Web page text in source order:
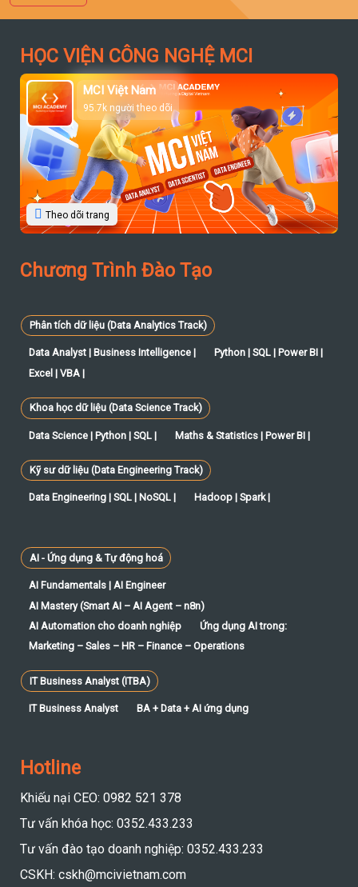
HỌC VIỆN CÔNG NGHỆ MCI
MCI Việt Nam
95.7k người theo dõi
Theo dõi trang
Chương Trình Đào Tạo
Phân tích dữ liệu (Data Analytics Track)
Data Analyst | Business Intelligence |
Python | SQL | Power BI |
Excel | VBA |
Khoa học dữ liệu (Data Science Track)
Data Science | Python | SQL | Maths & Statistics | Power BI |
Kỹ sư dữ liệu (Data Engineering Track)
Data Engineering | SQL | NoSQL | Hadoop | Spark |
AI - Ứng dụng & Tự động hoá
AI Fundamentals | AI Engineer
AI Mastery (Smart AI – AI Agent – n8n)
AI Automation cho doanh nghiệp
Ứng dụng AI trong:
Marketing – Sales – HR – Finance – Operations
IT Business Analyst (ITBA)
IT Business Analyst BA + Data + AI ứng dụng
Hotline
Khiếu nại CEO: 0982 521 378
Tư vấn khóa học: 0352.433.233
Tư vấn đào tạo doanh nghiệp: 0352.433.233
CSKH: cskh@mcivietnam.com